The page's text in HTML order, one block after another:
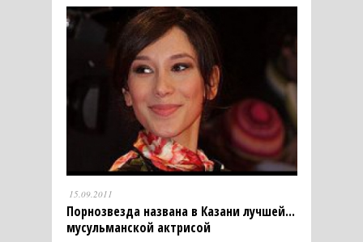
15.09.2011
Порнозвезда названа в Казани лучшей...
мусульманской актрисой